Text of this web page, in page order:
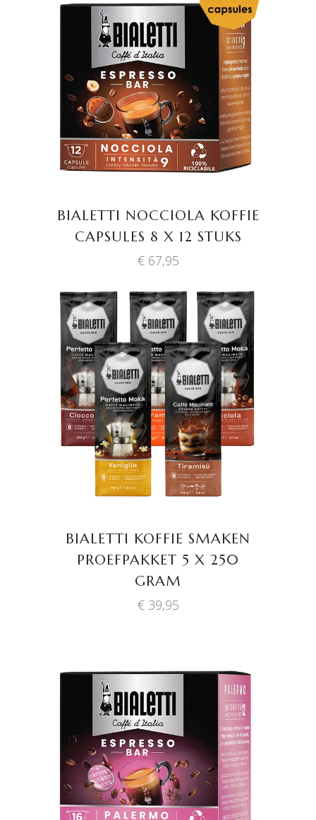
TOEVOEGEN AAN
WINKELWAGEN
BIALETTI NOCCIOLA KOFFIE
CAPSULES 8 X 12 STUKS
€67,95
TOEVOEGEN AAN
WINKELWAGEN
BIALETTI KOFFIE SMAKEN
PROEFPAKKET 5 X 250
GRAM
€39,95
TOEVOEGEN AAN
WINKELWAGEN